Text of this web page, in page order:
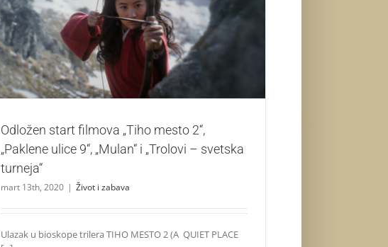
Odložen start filmova „Tiho mesto 2“, „Paklene ulice 9“,
„Mulan“ i „Trolovi – svetska turneja“
Život i zabava
Odložen start filmova „Tiho mesto 2“,
„Paklene ulice 9“, „Mulan“ i „Trolovi – svetska
turneja“
mart 13th, 2020 | Život i zabava
Ulazak u bioskope trilera TIHO MESTO 2 (A QUIET PLACE